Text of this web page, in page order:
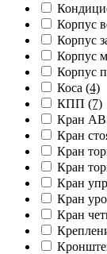
Корпус
Корпус
Корпус
Корпус
Коса (4)
КПП (7)
Кран
Кран
Кран
Кран
Кран
Кран
Кран